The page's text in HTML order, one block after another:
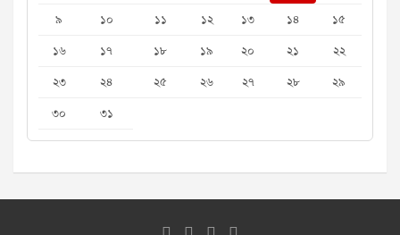
৯
১০ ১১ ১২ ১৩ ১৪
১৫
১৬
১৭ ১৮ ১৯ ২০ ২১
২২
২৩
২৪ ২৫ ২৬ ২৭ ২৮
২৯
৩০
৩১